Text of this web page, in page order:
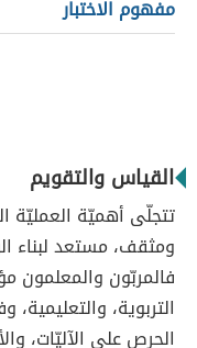
مفهوم الاختبار
القياس والتقويم
تتجلّى أهميّة العمليّة
ومثقف، مستعد لبناء
فالمربّون والمعلمون
التربوية،
الحرص على الآليّات،